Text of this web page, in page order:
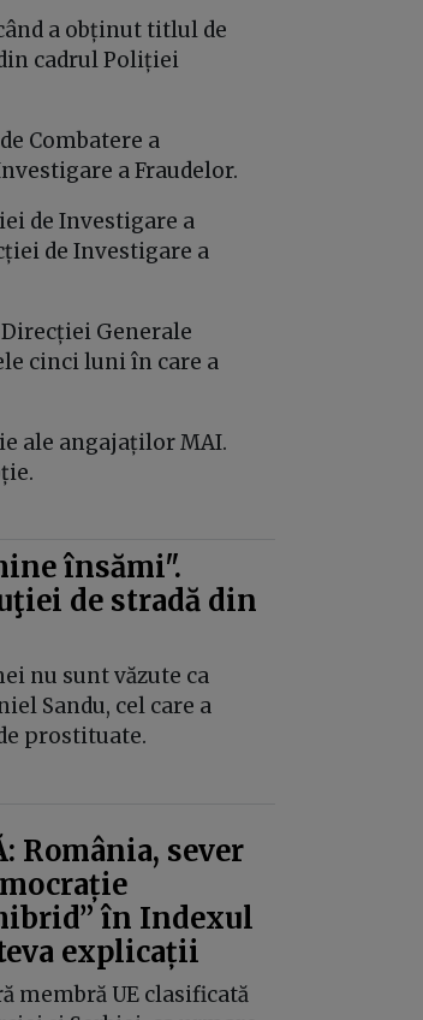
a obținut titlul de
cadrul Poliției
Combatere a
a Fraudelor.
de Investigare a
de Investigare a
Generale
cinci luni în care a
ale angajaților MAI.
însămi".
de stradă din
nu sunt văzute ca
Sandu, cel care a
prostituate.
România, sever
în Indexul
explicații
membră UE clasificată